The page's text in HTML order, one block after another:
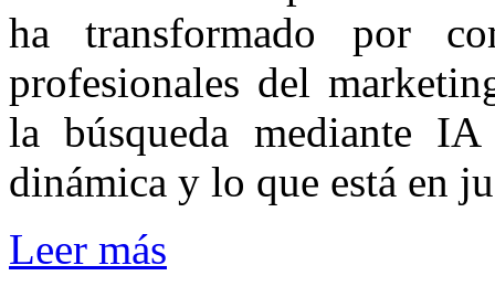
ha transformado por
profesionales del
la búsqueda mediante
dinámica y lo que está en
Leer más